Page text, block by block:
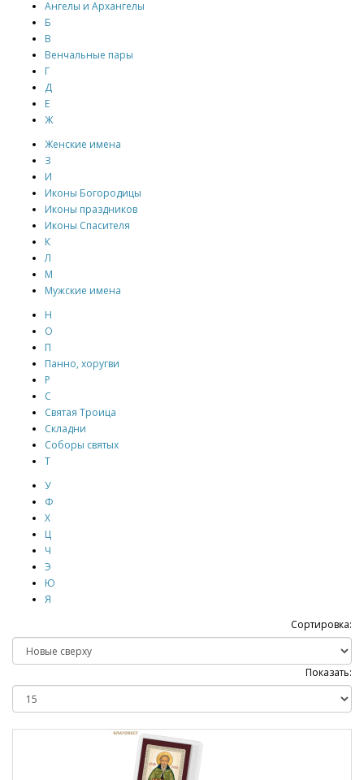
Ангелы и Архангелы
Б
В
Венчальные пары
Г
Д
Е
Ж
Женские имена
З
И
Иконы Богородицы
Иконы праздников
Иконы Спасителя
К
Л
М
Мужские имена
Н
О
П
Панно, хоругви
Р
С
Святая Троица
Складни
Соборы святых
Т
У
Ф
Х
Ц
Ч
Э
Ю
Я
Сортировка:
Показать: